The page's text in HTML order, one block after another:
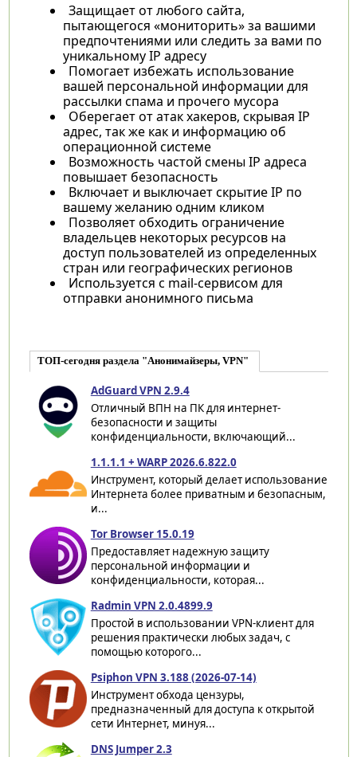
Защищает от любого сайта,
пытающегося «мониторить» за вашими
предпочтениями или следить за вами по
уникальному IP адресу
Помогает избежать использование
вашей персональной информации для
рассылки спама и прочего мусора
Оберегает от атак хакеров, скрывая IP
адрес, так же как и информацию об
операционной системе
Возможность частой смены IP адреса
повышает безопасность
Включает и выключает скрытие IP по
вашему желанию одним кликом
Позволяет обходить ограничение
владельцев некоторых ресурсов на
доступ пользователей из определенных
стран или географических регионов
Используется с mail-сервисом для
отправки анонимного письма
ТОП-сегодня раздела "Анонимайзеры, VPN"
AdGuard VPN 2.9.4
Отличный ВПН на ПК для интернет-
безопасности и защиты
конфиденциальности, включающий...
1.1.1.1 + WARP 2026.6.822.0
Инструмент, который делает использование
Интернета более приватным и безопасным,
и...
Tor Browser 15.0.19
Предоставляет надежную защиту
персональной информации и
конфиденциальности, которая...
Radmin VPN 2.0.4899.9
Простой в использовании VPN-клиент для
решения практически любых задач, с
помощью которого...
Psiphon VPN 3.188 (2026-07-14)
Инструмент обхода цензуры,
предназначенный для доступа к открытой
сети Интернет, минуя...
DNS Jumper 2.3